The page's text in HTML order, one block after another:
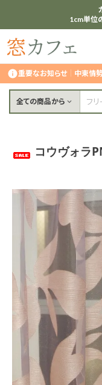
1cm単位
重要なお知らせ｜ 中東情
全ての商品から
コウヴォラ